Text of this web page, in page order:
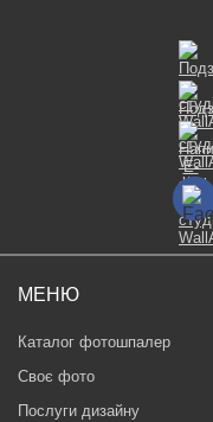
МЕНЮ
Каталог фотошпалер
Своє фото
Послуги дизайну